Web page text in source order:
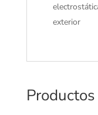
exterior